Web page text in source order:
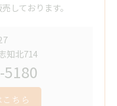
しております。
知北714
ちら